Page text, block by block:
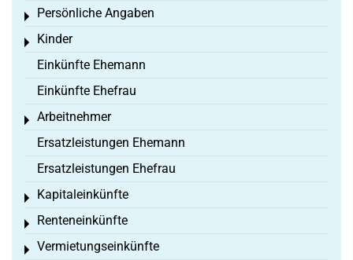
Persönliche Angaben
Toggle menu
Kinder
Toggle menu
Einkünfte Ehemann
Einkünfte Ehefrau
Arbeitnehmer
Toggle menu
Ersatzleistungen Ehemann
Ersatzleistungen Ehefrau
Kapitaleinkünfte
Toggle menu
Renteneinkünfte
Toggle menu
Vermietungseinkünfte
Toggle menu